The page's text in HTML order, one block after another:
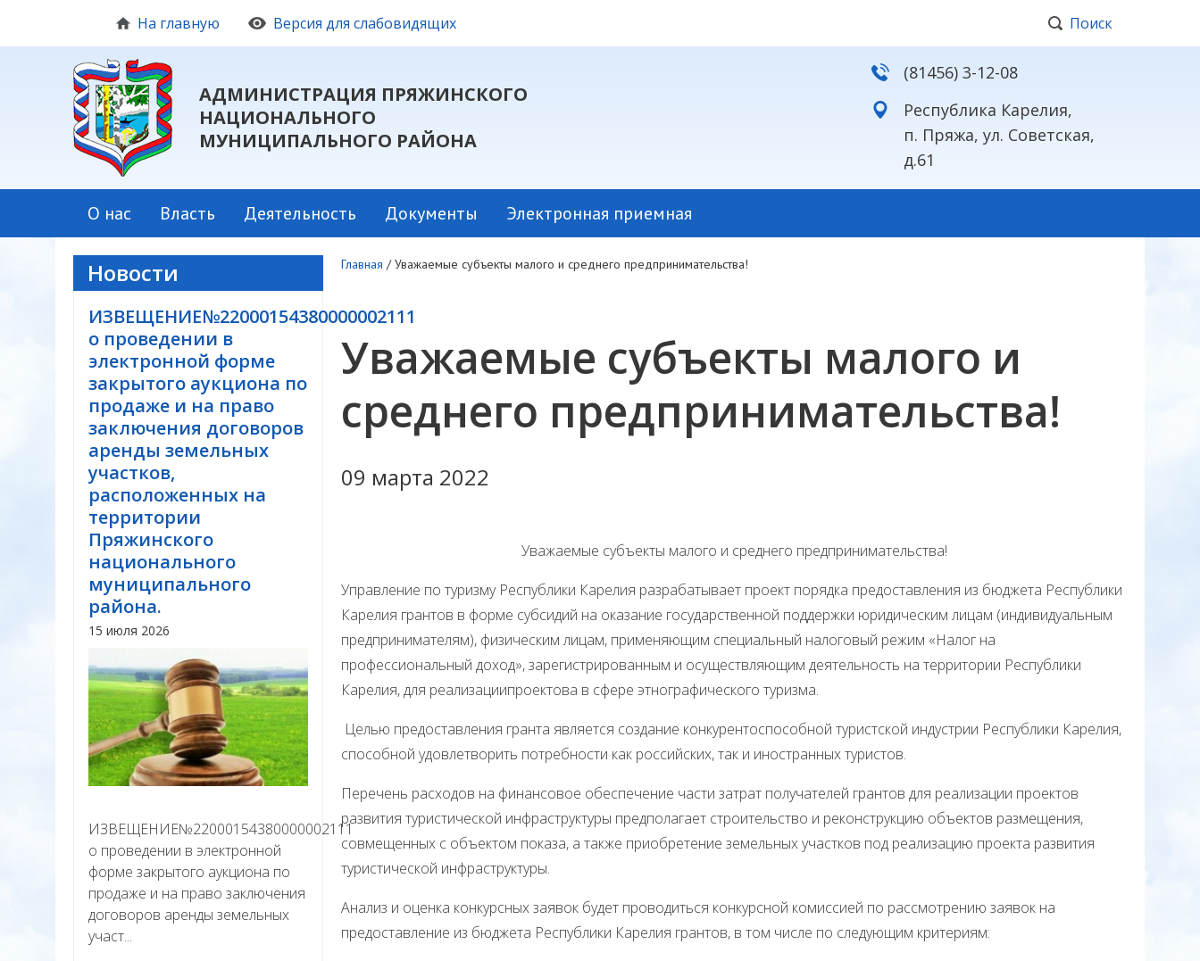
На главную Версия для слабовидящих Поиск
АДМИНИСТРАЦИЯ ПРЯЖИНСКОГО
НАЦИОНАЛЬНОГО
МУНИЦИПАЛЬНОГО РАЙОНА
(81456) 3-12-08
Республика Карелия,
п. Пряжа, ул. Советская,
д.61
О нас Власть Деятельность Документы Электронная приемная
Новости
ИЗВЕЩЕНИЕ№22000154380000002111
о проведении в
электронной форме
закрытого аукциона по
продаже и на право
заключения договоров
аренды земельных
участков,
расположенных на
территории
Пряжинского
национального
муниципального
района.
15 июля 2026
ИЗВЕЩЕНИЕ№22000154380000002111
о проведении в электронной
форме закрытого аукциона по
продаже и на право заключения
договоров аренды земельных
участ...
Главная /Уважаемые субъекты малого и среднего предпринимательства!
Уважаемые субъекты малого и
среднего предпринимательства!
09 марта 2022
Уважаемые субъекты малого и среднего предпринимательства!
Управление по туризму Республики Карелия разрабатывает проект порядка предоставления из бюджета Республики
Карелия грантов в форме субсидий на оказание государственной поддержки юридическим лицам (индивидуальным
предпринимателям), физическим лицам, применяющим специальный налоговый режим «Налог на
профессиональный доход», зарегистрированным и осуществляющим деятельность на территории Республики
Карелия, для реализациипроектова в сфере этнографического туризма.
Целью предоставления гранта является создание конкурентоспособной туристской индустрии Республики Карелия,
способной удовлетворить потребности как российских, так и иностранных туристов.
Перечень расходов на финансовое обеспечение части затрат получателей грантов для реализации проектов
развития туристической инфраструктуры предполагает строительство и реконструкцию объектов размещения,
совмещенных с объектом показа, а также приобретение земельных участков под реализацию проекта развития
туристической инфраструктуры.
Анализ и оценка конкурсных заявок будет проводиться конкурсной комиссией по рассмотрению заявок на
предоставление из бюджета Республики Карелия грантов, в том числе по следующим критериям: